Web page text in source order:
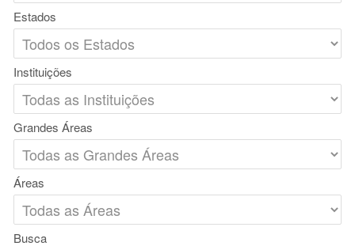
Estados
Instituições
Grandes Áreas
Áreas
Busca